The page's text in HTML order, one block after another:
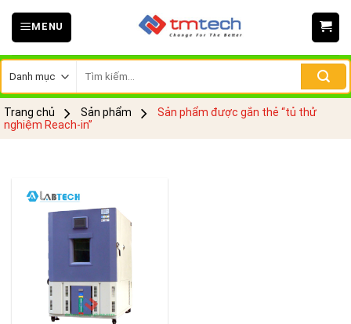
Skip
MENU
kiếm:
Trang chủ Sản phẩm
Sản phẩm được gắn thẻ “tủ thử
nghiệm Reach-in”